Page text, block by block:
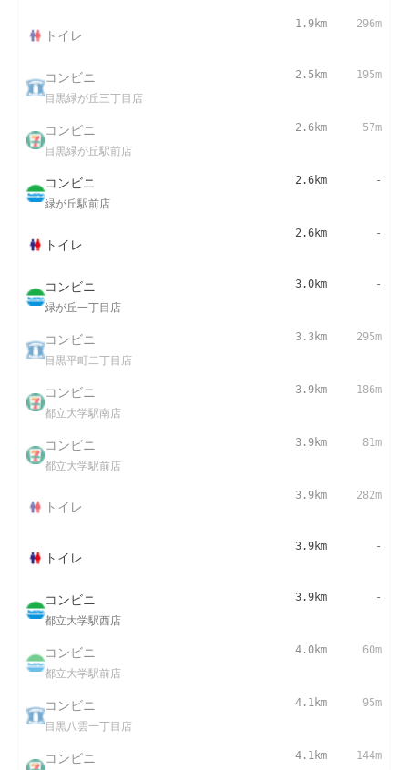
トイレ
1.9km 296m
コンビニ
目黒緑が丘三丁目店
2.5km 195m
コンビニ
目黒緑が丘駅前店
2.6km 57m
コンビニ
緑が丘駅前店
2.6km -
トイレ
2.6km -
コンビニ
緑が丘一丁目店
3.0km -
コンビニ
目黒平町二丁目店
3.3km 295m
コンビニ
都立大学駅南店
3.9km 186m
コンビニ
都立大学駅前店
3.9km 81m
トイレ
3.9km 282m
トイレ
3.9km -
コンビニ
都立大学駅西店
3.9km -
コンビニ
都立大学駅前店
4.0km 60m
コンビニ
目黒八雲一丁目店
4.1km 95m
コンビニ 4.1km 144m